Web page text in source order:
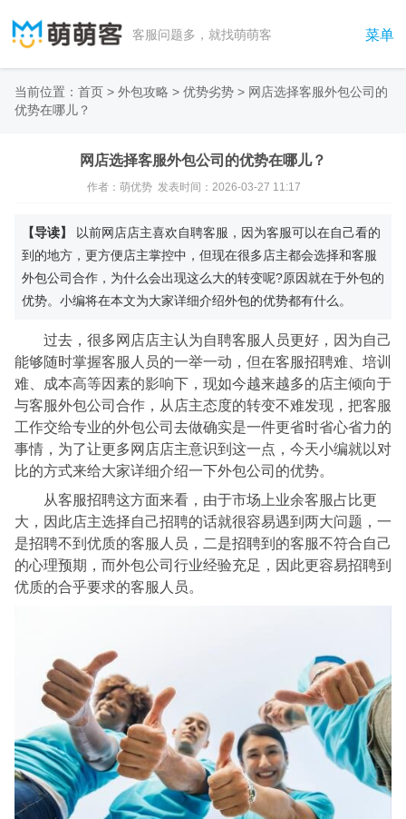
菜单
客服问题多，就找萌萌客
当前位置： 首页 > 外包攻略 > 优势劣势 > 网店选择客服外包公司的
优势在哪儿？
网店选择客服外包公司的优势在哪儿？
作者：萌优势 发表时间：2026-03-27 11:17
【导读】
以前网店店主喜欢自聘客服，因为客服可以在自己看的
到的地方，更方便店主掌控中，但现在很多店主都会选择和客服
外包公司合作，为什么会出现这么大的转变呢?原因就在于外包的
优势。小编将在本文为大家详细介绍外包的优势都有什么。
过去，很多网店店主认为自聘客服人员更好，因为自己
能够随时掌握客服人员的一举一动，但在客服招聘难、培训
难、成本高等因素的影响下，现如今越来越多的店主倾向于
与客服外包公司合作，从店主态度的转变不难发现，把客服
工作交给专业的外包公司去做确实是一件更省时省心省力的
事情，为了让更多网店店主意识到这一点，今天小编就以对
比的方式来给大家详细介绍一下外包公司的优势。
从客服招聘这方面来看，由于市场上业余客服占比更
大，因此店主选择自己招聘的话就很容易遇到两大问题，一
是招聘不到优质的客服人员，二是招聘到的客服不符合自己
的心理预期，而外包公司行业经验充足，因此更容易招聘到
优质的合乎要求的客服人员。